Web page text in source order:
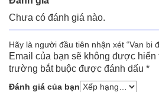
Chưa có đánh giá nào.
Hãy là người đầu tiên nhận xét “Van bi
Email của bạn sẽ không được hiển
trường bắt buộc được đánh dấu *
Đánh giá của bạn